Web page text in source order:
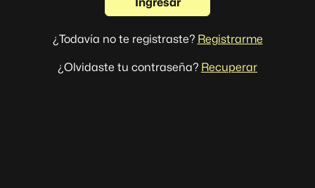
¿Todavía no te registraste? Registrarme
¿Olvidaste tu contraseña? Recuperar